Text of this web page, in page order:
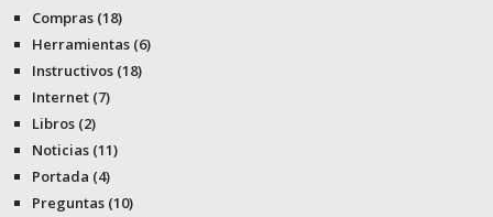
Compras(18)
Herramientas(6)
Instructivos(18)
Internet(7)
Libros(2)
Noticias(11)
Portada (4)
Preguntas(10)